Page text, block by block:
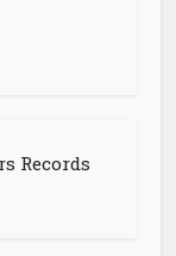
Records